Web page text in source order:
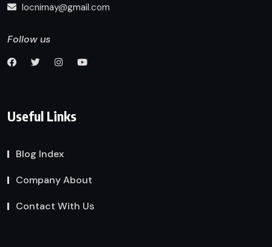
locnirnay@gmail.com
Follow us
Useful Links
Blog Index
Company About
Contact With Us